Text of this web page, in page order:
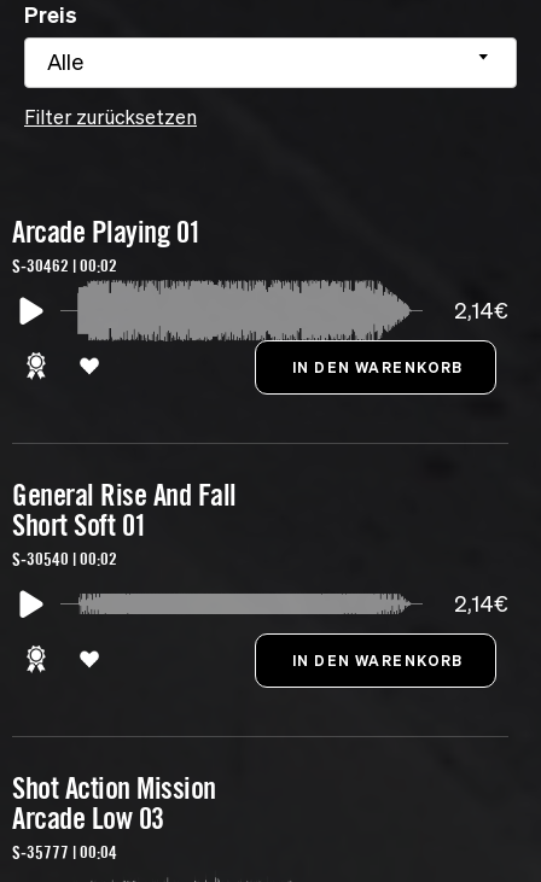
Preis
Alle
Filter zurücksetzen
Arcade Playing 01
S-30462 | 00:02
2,14€
General Rise And Fall
Short Soft 01
S-30540 | 00:02
2,14€
Shot Action Mission
Arcade Low 03
S-35777 | 00:04